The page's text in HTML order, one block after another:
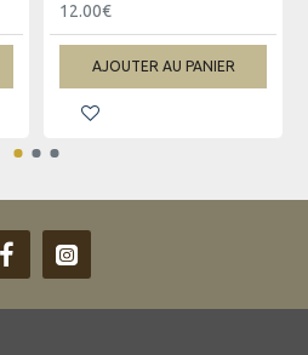
12.00€
AJOUTER AU PANIER